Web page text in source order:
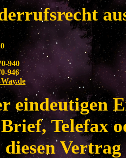
940
946
eindeutigen
Telefax
diesen